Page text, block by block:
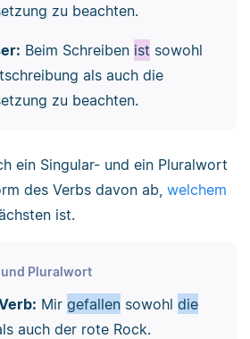
zu beachten.
Beim Schreiben ist sowohl
als auch die
zu beachten.
ein Singular- und ein Pluralwort
des Verbs davon ab, welchem
ist.
Pluralwort
Mir gefallensowohl die
auch der rote Rock.